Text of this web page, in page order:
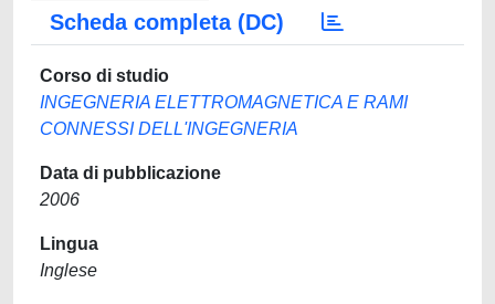
Scheda completa (DC)
Corso di studio
INGEGNERIA ELETTROMAGNETICA E RAMI
CONNESSI DELL'INGEGNERIA
Data di pubblicazione
2006
Lingua
Inglese